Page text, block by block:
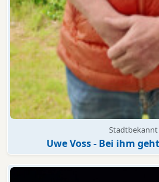
Stadtbekannt
Uwe Voss - Bei ihm